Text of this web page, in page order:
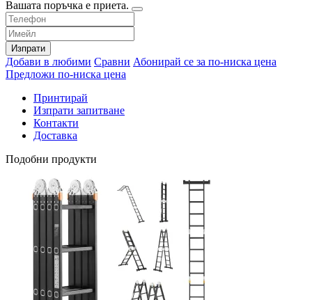
Вашата поръчка е приета.
Изпрати
Добави в любими Сравни Абонирай се за по-ниска цена
Предложи по-ниска цена
Принтирай
Изпрати запитване
Контакти
Доставка
Подобни продукти